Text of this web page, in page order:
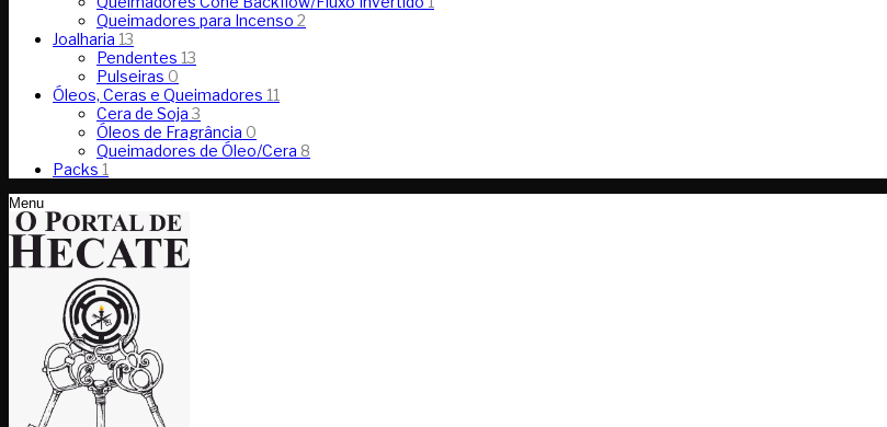
Queimadores para Incenso 2
Joalharia 13
Pendentes 13
Pulseiras 0
Óleos, Ceras e Queimadores 11
Cera de Soja3
Óleos de Fragrância 0
Queimadores de Óleo/Cera 8
Packs 1
Menu